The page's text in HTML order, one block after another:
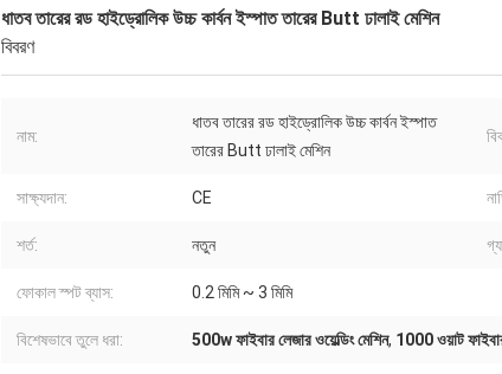
ধাতব তারের রড হাইড্রোলিক উচ্চ কার্বন ইস্পাত তারের Butt ঢালাই মেশিন
বিবরণ
নাম:
ধাতব তারের রড হাইড্রোলিক উচ্চ কার্বন ইস্পাত
তারের Butt ঢালাই মেশিন
সাক্ষ্যদান: CE
শর্ত: নতুন
ফোকাল স্পট ব্যাস: 0.2 মিমি ~ 3 মিমি
বিশেষভাবে তুলে ধরা: 500w ফাইবার লেজার ওয়েল্ডিং মেশিন, 1000 ওয়াট ফাইবার